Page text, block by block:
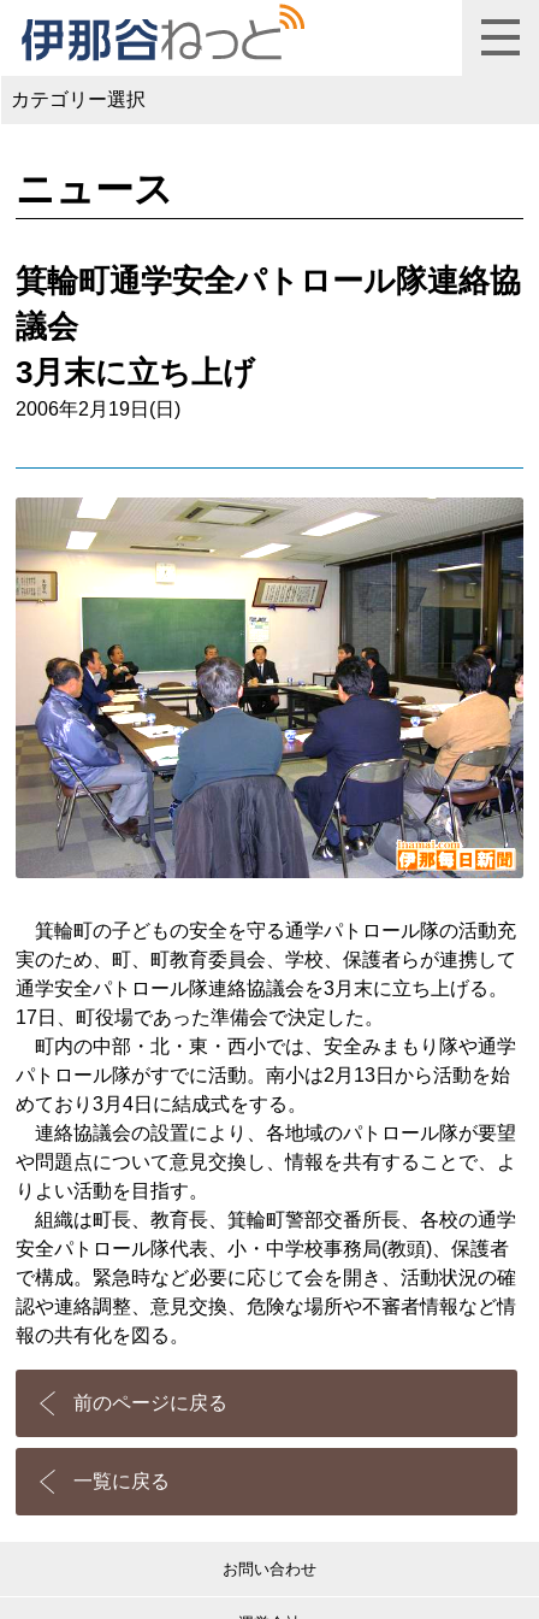
カテゴリー選択
ニュース
箕輪町通学安全パトロール隊連絡協
議会
3月末に立ち上げ
2006年2月19日(日)
箕輪町の子どもの安全を守る通学パトロール隊の活動充
実のため、町、町教育委員会、学校、保護者らが連携して
通学安全パトロール隊連絡協議会を3月末に立ち上げる。
17日、町役場であった準備会で決定した。
町内の中部・北・東・西小では、安全みまもり隊や通学
パトロール隊がすでに活動。南小は2月13日から活動を始
めており3月4日に結成式をする。
連絡協議会の設置により、各地域のパトロール隊が要望
や問題点について意見交換し、情報を共有することで、よ
りよい活動を目指す。
組織は町長、教育長、箕輪町警部交番所長、各校の通学
安全パトロール隊代表、小・中学校事務局(教頭)、保護者
で構成。緊急時など必要に応じて会を開き、活動状況の確
認や連絡調整、意見交換、危険な場所や不審者情報など情
報の共有化を図る。
前のページに戻る
一覧に戻る
お問い合わせ